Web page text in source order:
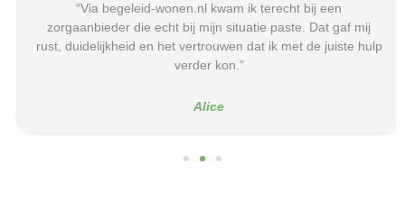
“Via begeleid-wonen.nl kwam ik terecht bij een
zorgaanbieder die echt bij mijn situatie paste. Dat gaf mij
rust, duidelijkheid en het vertrouwen dat ik met de juiste hulp
verder kon.”
Alice